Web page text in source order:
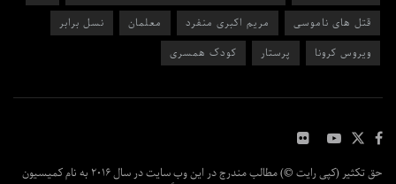
قتل های ناموسی
مریم اکبری منفرد معلمان
نسل برابر
ویروس کرونا
پرستار کودک همسری
حق تکثیر (کپی رایت ©) مطالب مندرج در این وب سایت در سال ۲۰۱۶ به نام کمیسیون